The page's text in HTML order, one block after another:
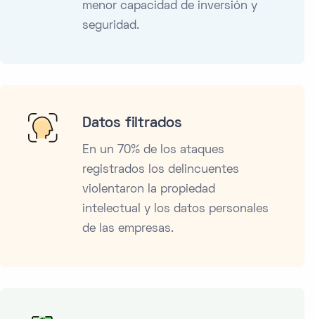
menor capacidad de inversión y
seguridad.
Datos filtrados
En un 70% de los ataques
registrados los delincuentes
violentaron la propiedad
intelectual y los datos personales
de las empresas.